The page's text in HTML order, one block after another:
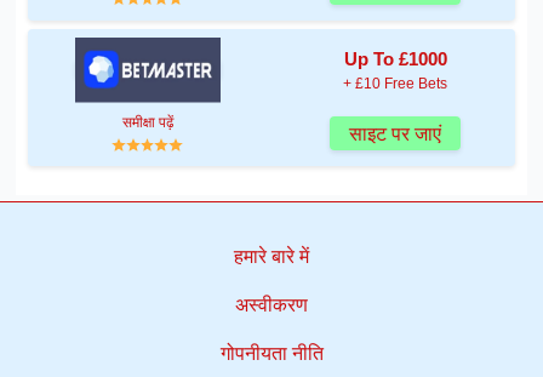
Up To £1000
+ £10 Free Bets
समीक्षा पढ़ें
साइट पर जाएं
हमारे बारे में
अस्वीकरण
गोपनीयता नीति